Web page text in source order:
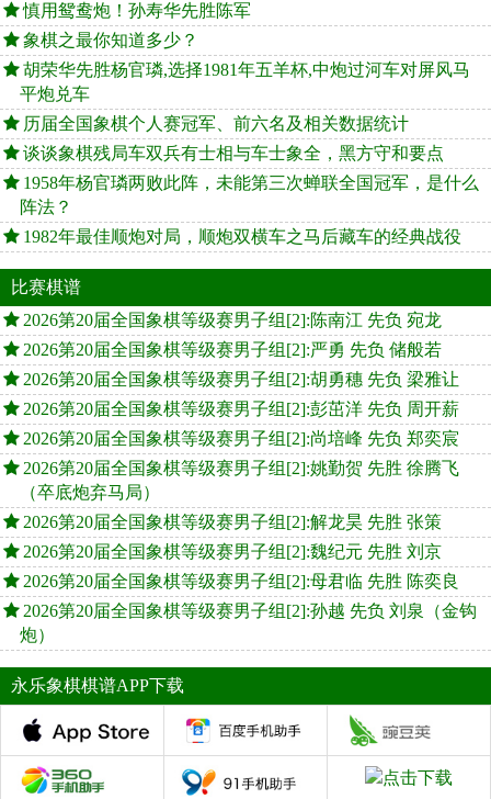
慎用鸳鸯炮！孙寿华先胜陈军
象棋之最你知道多少？
胡荣华先胜杨官璘,选择1981年五羊杯,中炮过河车对屏风马
平炮兑车
历届全国象棋个人赛冠军、前六名及相关数据统计
谈谈象棋残局车双兵有士相与车士象全，黑方守和要点
1958年杨官璘两败此阵，未能第三次蝉联全国冠军，是什么
阵法？
1982年最佳顺炮对局，顺炮双横车之马后藏车的经典战役
比赛棋谱
2026第20届全国象棋等级赛男子组[2]:陈南江 先负 宛龙
2026第20届全国象棋等级赛男子组[2]:严勇 先负 储般若
2026第20届全国象棋等级赛男子组[2]:胡勇穗 先负 梁雅让
2026第20届全国象棋等级赛男子组[2]:彭茁洋 先负 周开薪
2026第20届全国象棋等级赛男子组[2]:尚培峰 先负 郑奕宸
2026第20届全国象棋等级赛男子组[2]:姚勤贺 先胜 徐腾飞
（卒底炮弃马局）
2026第20届全国象棋等级赛男子组[2]:解龙昊 先胜 张策
2026第20届全国象棋等级赛男子组[2]:魏纪元 先胜 刘京
2026第20届全国象棋等级赛男子组[2]:母君临 先胜 陈奕良
2026第20届全国象棋等级赛男子组[2]:孙越 先负 刘泉（金钩
炮）
永乐象棋棋谱APP下载